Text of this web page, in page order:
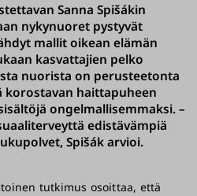
Sanna Spišákin
nykynuoret pystyvät
mallit oikean elämän
kasvattajien pelko
nuorista on perusteetonta
korostavan haittapuheen
ongelmallisemmaksi. –
edistävämpiä
Spišák arvioi.
tutkimus osoittaa, että